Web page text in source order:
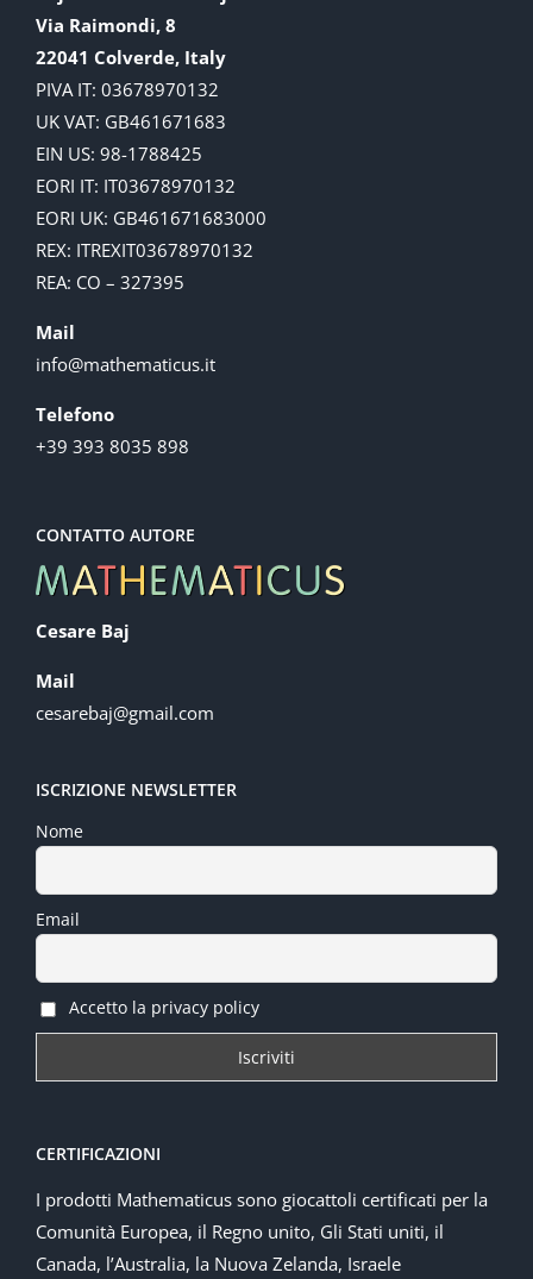
Via Raimondi, 8
22041 Colverde, Italy
PIVA IT: 03678970132
UK VAT: GB461671683
EIN US: 98-1788425
EORI IT: IT03678970132
EORI UK: GB461671683000
REX: ITREXIT03678970132
REA: CO – 327395
Mail
info@mathematicus.it
Telefono
+39 393 8035 898
CONTATTO AUTORE
Cesare Baj
Mail
cesarebaj@gmail.com
ISCRIZIONE NEWSLETTER
Nome
Email
Accetto la privacy policy
CERTIFICAZIONI
I prodotti Mathematicus sono giocattoli certificati per la
Comunità Europea, il Regno unito, Gli Stati uniti, il
Canada, l’Australia, la Nuova Zelanda, Israele